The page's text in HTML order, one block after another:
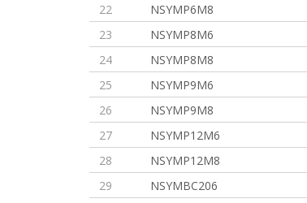
22 NSYMP6M8
23 NSYMP8M6
24 NSYMP8M8
25 NSYMP9M6
26 NSYMP9M8
27 NSYMP12M6
28 NSYMP12M8
29 NSYMBC206